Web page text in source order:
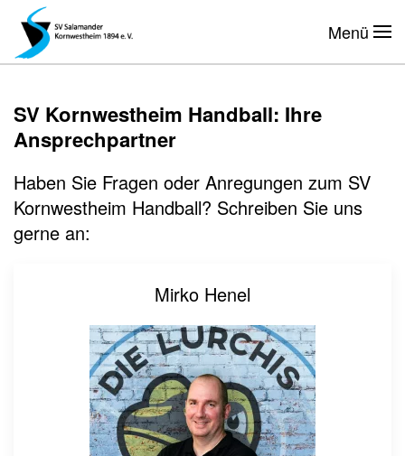
Zum Hauptinhalt springen
Menü
SV Kornwestheim Handball: Ihre
Ansprechpartner
Haben Sie Fragen oder Anregungen zum SV
Kornwestheim Handball? Schreiben Sie uns
gerne an:
Mirko Henel